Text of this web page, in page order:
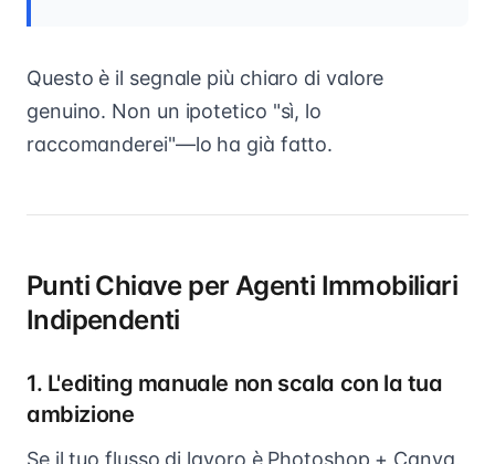
Questo è il segnale più chiaro di valore
genuino. Non un ipotetico "sì, lo
raccomanderei"—lo ha già fatto.
Punti Chiave per Agenti Immobiliari
Indipendenti
1. L'editing manuale non scala con la tua
ambizione
Se il tuo flusso di lavoro è Photoshop + Canva,